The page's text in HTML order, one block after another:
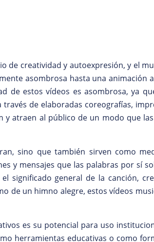
de creatividad y autoexpresión, y el
asombrosa hasta una animación
de estos vídeos es asombrosa, ya
de elaboradas coreografías,
y atraen al público de un modo que
sino que también sirven como
y mensajes que las palabras por sí
significado general de la canción,
de un himno alegre, estos vídeos
es su potencial para uso
herramientas educativas o como